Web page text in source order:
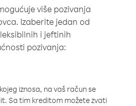
više pozivanja
Izaberite jedan od
i jeftinih
pozivanja:
iznosa, na vaš račun se
Sa tim kreditom možete zvati